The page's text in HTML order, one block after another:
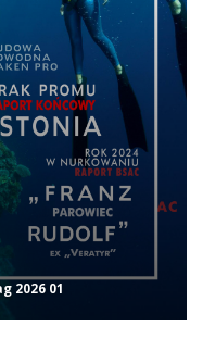
2026 01